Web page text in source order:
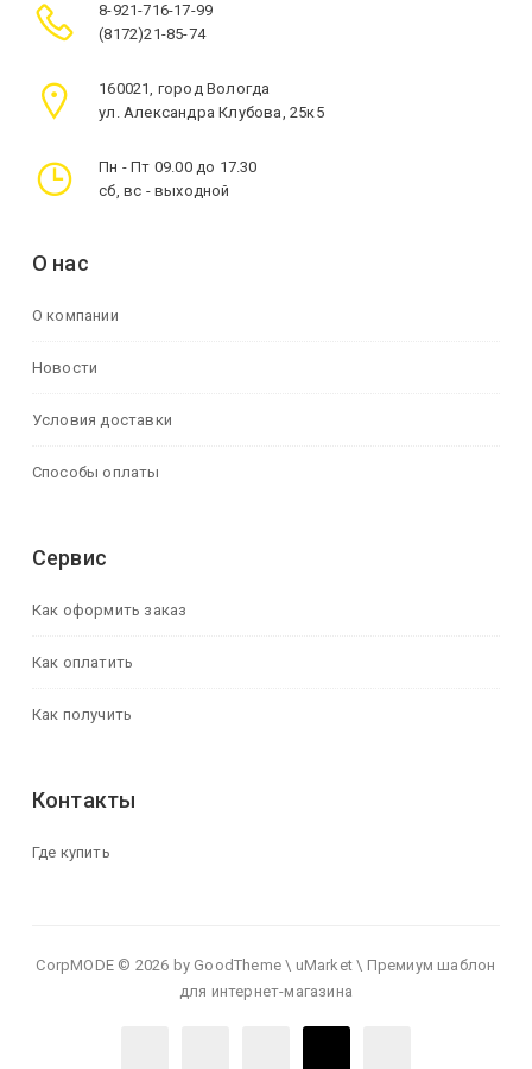
8-921-716-17-99
(8172)21-85-74
160021, город Вологда
ул. Александра Клубова, 25к5
Пн - Пт 09.00 до 17.30
сб, вс - выходной
О нас
О компании
Новости
Условия доставки
Способы оплаты
Сервис
Как оформить заказ
Как оплатить
Как получить
Контакты
Где купить
CorpMODE © 2026 by GoodTheme \ uMarket \ Премиум шаблон
для интернет-магазина